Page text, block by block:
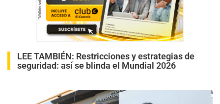
LEE TAMBIÉN: Restricciones y estrategias de
seguridad: así se blinda el Mundial 2026